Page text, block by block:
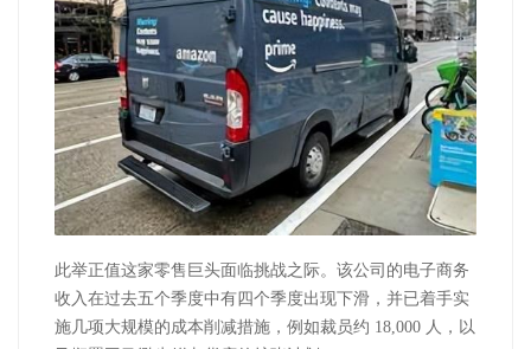
此举正值这家零售巨头面临挑战之际。该公司的电子商务
收入在过去五个季度中有四个季度出现下滑，并已着手实
施几项大规模的成本削减措施，例如裁员约 18,000 人，以